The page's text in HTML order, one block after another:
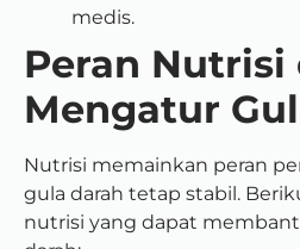
medis.
Peran Nutrisi
Mengatur
Nutrisi memainkan peran
gula darah tetap stabil.
nutrisi yang dapat